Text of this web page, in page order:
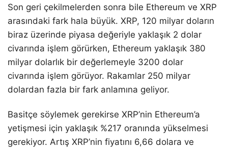
Son geri çekilmelerden sonra bile Ethereum ve XRP
arasındaki fark hala büyük. XRP, 120 milyar doların
biraz üzerinde piyasa değeriyle yaklaşık 2 dolar
civarında işlem görürken, Ethereum yaklaşık 380
milyar dolarlık bir değerlemeyle 3200 dolar
civarında işlem görüyor. Rakamlar 250 milyar
dolardan fazla bir fark anlamına geliyor.
Basitçe söylemek gerekirse XRP’nin Ethereum’a
yetişmesi için yaklaşık %217 oranında yükselmesi
gerekiyor. Artış XRP’nin fiyatını 6,66 dolara ve